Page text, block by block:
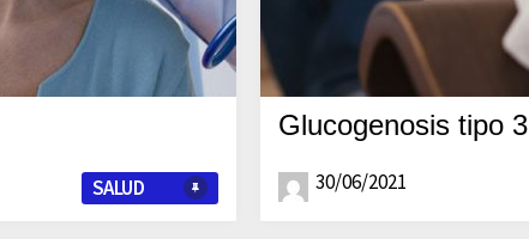
SALUD
Glucogenosis tipo 3
30/06/2021